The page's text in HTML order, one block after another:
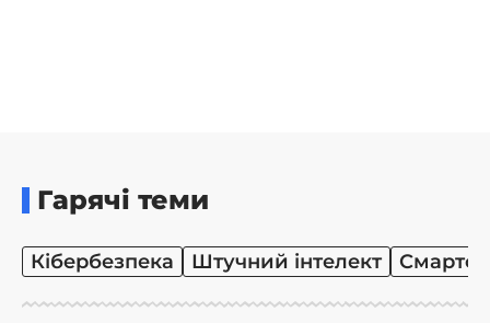
Гарячі теми
Кібербезпека Штучний інтелект